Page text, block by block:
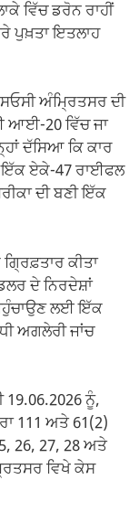
ਵਿੱਚ ਡਰੋਨ ਰਾਹੀਂ
ਪੁਖ਼ਤਾ ਇਤਲਾਹ
ਅੰਮ੍ਰਿਤਸਰ ਦੀ
ਆਈ-20 ਵਿੱਚ ਜਾ
ਦੱਸਿਆ ਕਿ ਕਾਰ
ਇੱਕ ਏਕੇ-47 ਰਾਈਫਲ
ਦੀ ਬਣੀ ਇੱਕ
ਕੀਤਾ
ਦੇ ਨਿਰਦੇਸ਼ਾਂ
ਲਈ ਇੱਕ
ਅਗਲੇਰੀ ਜਾਂਚ
ਨੂੰ,
111 ਅਤੇ 61(2)
26, 27, 28 ਅਤੇ
ਵਿਖੇ ਕੇਸ